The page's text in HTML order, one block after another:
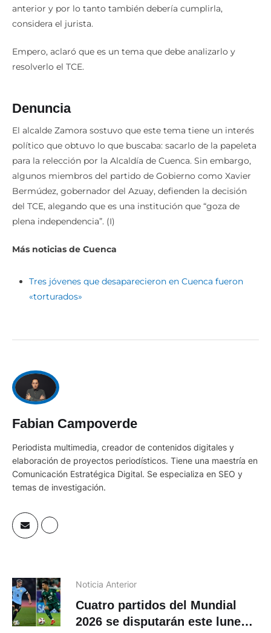
anterior y por lo tanto también debería cumplirla,
considera el jurista.
Empero, aclaró que es un tema que debe analizarlo y
resolverlo el TCE.
Denuncia
El alcalde Zamora sostuvo que este tema tiene un interés
político que obtuvo lo que buscaba: sacarlo de la papeleta
para la relección por la Alcaldía de Cuenca. Sin embargo,
algunos miembros del partido de Gobierno como Xavier
Bermúdez, gobernador del Azuay, defienden la decisión
del TCE, alegando que es una institución que “goza de
plena independencia”. (I)
Más noticias de Cuenca
Tres jóvenes que desaparecieron en Cuenca fueron
«torturados»
Fabian Campoverde
Periodista multimedia, creador de contenidos digitales y
elaboración de proyectos periodísticos. Tiene una maestría en
Comunicación Estratégica Digital. Se especializa en SEO y
temas de investigación.
Noticia Anterior
Cuatro partidos del Mundial
2026 se disputarán este lunes